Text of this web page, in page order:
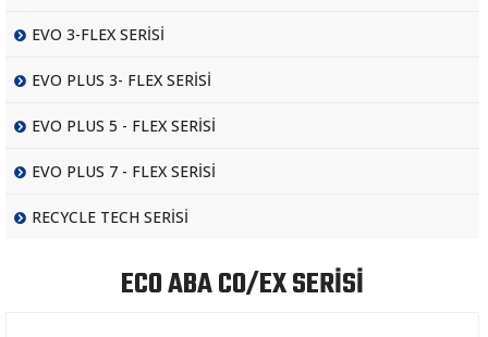
EVO 3-FLEX SERİSİ
EVO PLUS 3- FLEX SERİSİ
EVO PLUS 5 - FLEX SERİSİ
EVO PLUS 7 - FLEX SERİSİ
RECYCLE TECH SERİSİ
ECO ABA CO/EX SERİSİ